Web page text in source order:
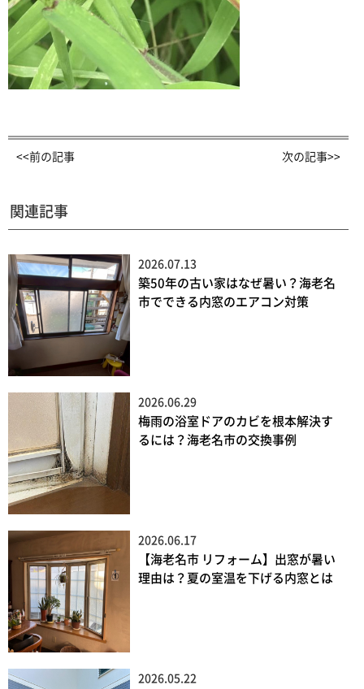
<<前の記事 次の記事>>
関連記事
2026.07.13
築50年の古い家はなぜ暑い？海老名
市でできる内窓のエアコン対策
2026.06.29
梅雨の浴室ドアのカビを根本解決す
るには？海老名市の交換事例
2026.06.17
【海老名市 リフォーム】出窓が暑い
理由は？夏の室温を下げる内窓とは
2026.05.22